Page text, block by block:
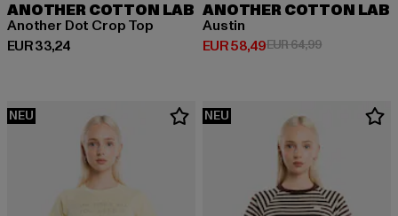
ANOTHER COTTON LAB
Another Dot Crop Top
EUR 33,24
Derzeitiger Preis: EUR 33,24
ANOTHER COTTON LAB
Austin
EUR 58,49
Derzeitiger Preis: EUR 58,49
EUR 64,99Aktionspreis:
NEU NEU